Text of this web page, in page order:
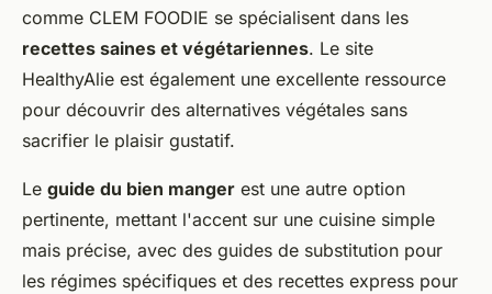
comme CLEM FOODIE se spécialisent dans les
recettes saines et végétariennes. Le site
HealthyAlie est également une excellente ressource
pour découvrir des alternatives végétales sans
sacrifier le plaisir gustatif.
Le guide du bien manger est une autre option
pertinente, mettant l'accent sur une cuisine simple
mais précise, avec des guides de substitution pour
les régimes spécifiques et des recettes express pour